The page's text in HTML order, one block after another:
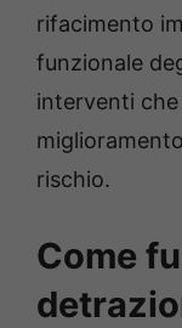
rifacimento
funzionale
interventi
rischio.
Come